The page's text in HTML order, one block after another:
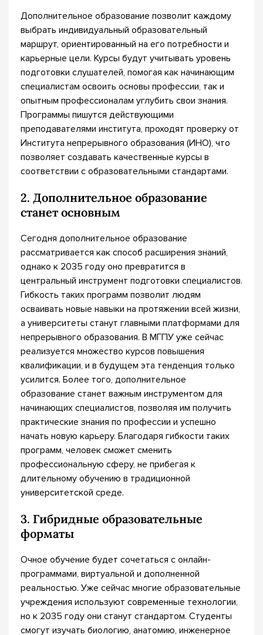
Дополнительное образование позволит каждому
выбрать индивидуальный образовательный
маршрут, ориентированный на его потребности и
карьерные цели. Курсы будут учитывать уровень
подготовки слушателей, помогая как начинающим
специалистам освоить основы профессии, так и
опытным профессионалам углубить свои знания.
Программы пишутся действующими
преподавателями института, проходят проверку от
Института непрерывного образования (ИНО), что
позволяет создавать качественные курсы в
соответствии с образовательными стандартами.
2. Дополнительное образование
станет основным
Сегодня дополнительное образование
рассматривается как способ расширения знаний,
однако к 2035 году оно превратится в
центральный инструмент подготовки специалистов.
Гибкость таких программ позволит людям
осваивать новые навыки на протяжении всей жизни,
а университеты станут главными платформами для
непрерывного образования. В МГПУ уже сейчас
реализуется множество курсов повышения
квалификации, и в будущем эта тенденция только
усилится. Более того, дополнительное
образование станет важным инструментом для
начинающих специалистов, позволяя им получить
практические знания по профессии и успешно
начать новую карьеру. Благодаря гибкости таких
программ, человек сможет сменить
профессиональную сферу, не прибегая к
длительному обучению в традиционной
университетской среде.
3. Гибридные образовательные
форматы
Очное обучение будет сочетаться с онлайн-
программами, виртуальной и дополненной
реальностью. Уже сейчас многие образовательные
учреждения используют современные технологии,
но к 2035 году они станут стандартом. Студенты
смогут изучать биологию, анатомию, инженерное